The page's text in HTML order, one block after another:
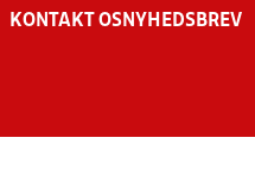
KONTAKT OS NYHEDSBREV